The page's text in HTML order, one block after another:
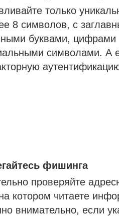
только
8 символов, с
буквами, цифрами
символами. А
фишинга
проверяйте
котором читаете
внимательно, если